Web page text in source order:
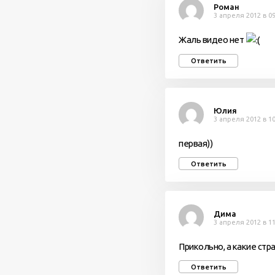
Роман
3 апреля 2012 в
Жаль видео нет
Ответить
Юлия
3 апреля 2012 в
первая))
Ответить
Дима
3 апреля 2012 в
Прикольно, а какие
Ответить